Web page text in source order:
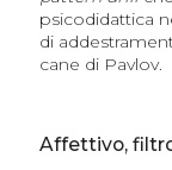
psicodidattica
di
cane di Pavlov.
Affettivo,